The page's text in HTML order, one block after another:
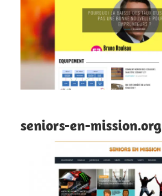
seniors-en-mission.org